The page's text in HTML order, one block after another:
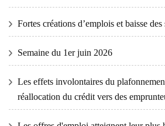
Fortes créations d’emplois et baisse des
Semaine du 1er juin 2026
Les effets involontaires du
réallocation du crédit vers des